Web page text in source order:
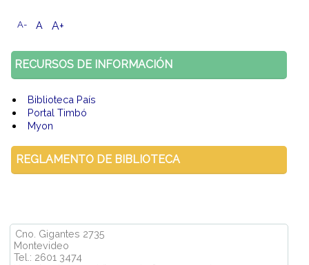
A- A A+
RECURSOS DE INFORMACIÓN
Biblioteca País
Portal Timbó
Myon
REGLAMENTO DE BIBLIOTECA
Cno. Gigantes 2735
Montevideo
Tel.: 2601 3474